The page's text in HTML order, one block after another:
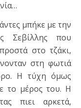
μπήκε με την
Σεβίλλης που
στο τζάκι,
στη φωτιά
Η τύχη όμως
το μέρος του. Η
πιει αρκετά,